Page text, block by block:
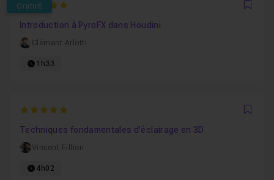
Gratuit
5
Introduction à PyroFX dans Houdini
Clément Arlotti
1h33
5
Techniques fondamentales d'éclairage en 3D
Vincent Fillion
4h02